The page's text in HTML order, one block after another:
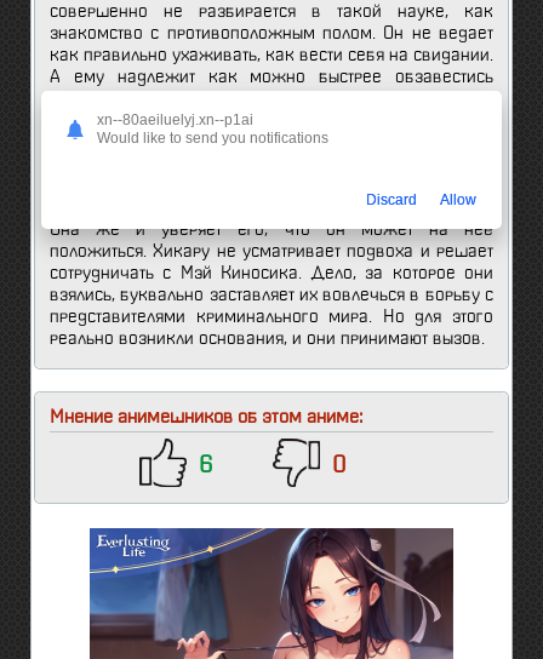
совершенно не разбирается в такой науке, как
знакомство с противоположным полом. Он не ведает
как правильно ухаживать, как вести себя на свидании.
А ему надлежит как можно быстрее обзавестись
Впервые Хикару Гэро нуждается в чьей-то помощи, и
уверена, что без особого труда подыщет для него пару.
Она же и уверяет его, что он может на неё
положиться. Хикару не усматривает подвоха и решает
сотрудничать с Мэй Киносика. Дело, за которое они
взялись, буквально заставляет их вовлечься в борьбу с
представителями криминального мира. Но для этого
реально возникли основания, и они принимают вызов.
Мнение анимешников об этом аниме:
6 0
xn--80aeiluelyj.xn--p1ai
Would like to send you notifications
Discard Allow